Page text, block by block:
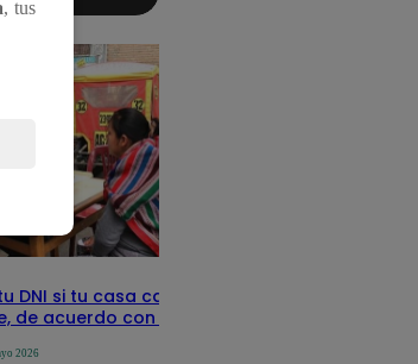
aquí los
detalles
DNI si tu casa califica
de acuerdo con el Sisfoh
2026
, tus